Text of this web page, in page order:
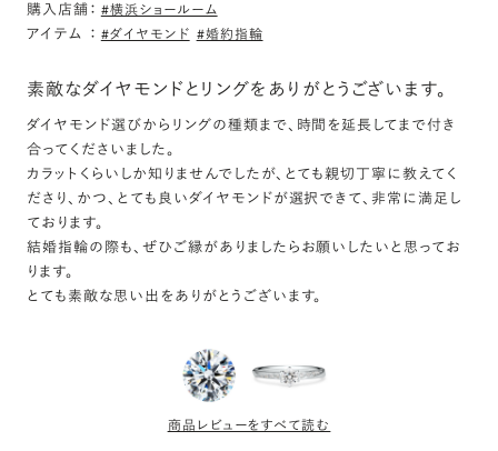
想定より良心的なお値段でダイアモンドについても専門的に扱って
いるブランドで安心して購入いたしました。
PT950 ルリエ ダイヤモンド エングレーブ リング
2.5mm 4-14
評価:
素敵な指輪をゲットできました
購入店舗： #横浜ショールーム
アイテム ： #ダイヤモンド #婚約指輪
素敵なダイヤモンドとリングをありがとうございます。
ダイヤモンド選びからリングの種類まで、時間を延長してまで付き
合ってくださいました。
カラットくらいしか知りませんでしたが、とても親切丁寧に教えてく
ださり、かつ、とても良いダイヤモンドが選択できて、非常に満足し
ております。
結婚指輪の際も、ぜひご縁がありましたらお願いしたいと思ってお
ります。
とても素敵な思い出をありがとうございます。
商品レビューをすべて読む